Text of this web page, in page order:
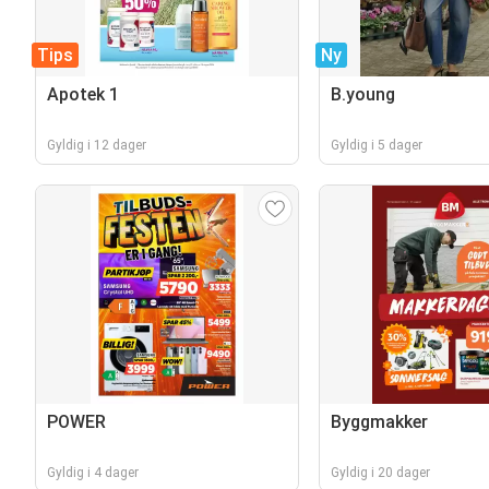
Tips
Apotek 1
Gyldig i 12 dager
Ny
B.young
Gyldig i 5 dager
POWER
Gyldig i 4 dager
Byggmakker
Gyldig i 20 dager